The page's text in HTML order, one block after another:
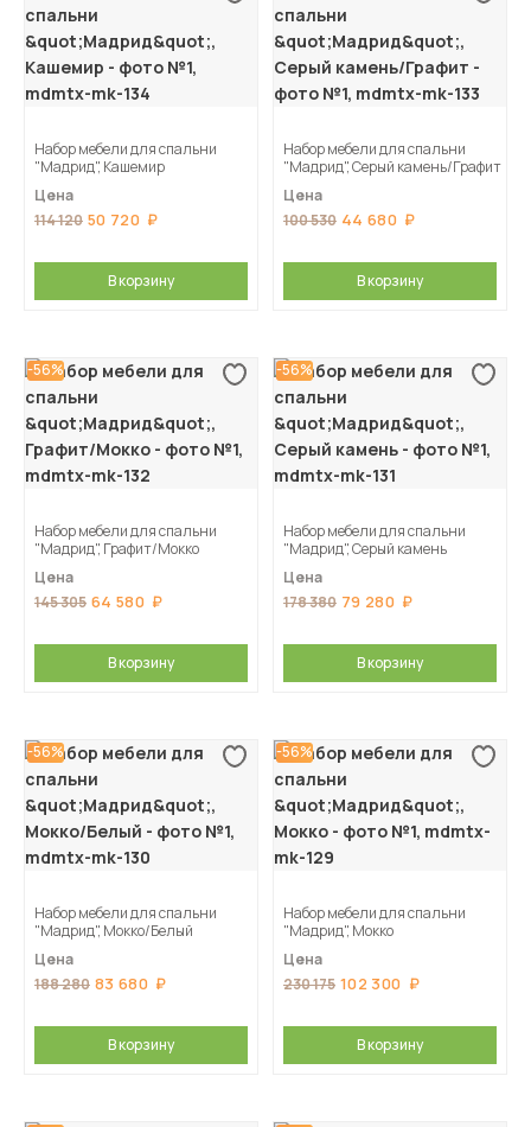
Набор мебели для спальни
"Мадрид", Кашемир
Цена
114 120 50 720
В корзину
Набор мебели для спальни
"Мадрид", Серый камень/Графит
Цена
100 530 44 680
В корзину
-56%
Набор мебели для спальни
"Мадрид", Графит/Мокко
Цена
145 305 64 580
В корзину
-56%
Набор мебели для спальни
"Мадрид", Серый камень
Цена
178 380 79 280
В корзину
-56%
Набор мебели для спальни
"Мадрид", Мокко/Белый
Цена
188 280 83 680
В корзину
-56%
Набор мебели для спальни
"Мадрид", Мокко
Цена
230 175 102 300
В корзину